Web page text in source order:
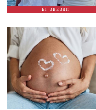
БГ ЗВЕЗДИ